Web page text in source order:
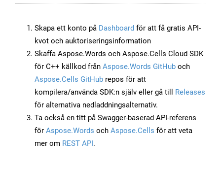
Skapa ett konto på Dashboard för att få gratis API-
kvot och auktoriseringsinformation
Skaffa Aspose.Words och Aspose.Cells Cloud SDK
för C++ källkod från Aspose.Words GitHub och
Aspose.Cells GitHub repos för att
kompilera/använda SDK:n själv eller gå till Releases
för alternativa nedladdningsalternativ.
Ta också en titt på Swagger-baserad API-referens
för Aspose.Words och Aspose.Cells för att veta
mer om REST API.